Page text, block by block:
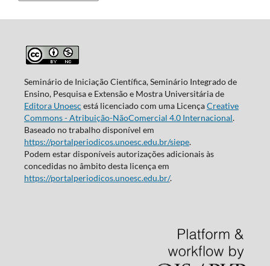
Seminário de Iniciação Científica, Seminário Integrado de
Ensino, Pesquisa e Extensão e Mostra Universitária de
Editora Unoesc está licenciado com uma LicençaCreative
Commons - Atribuição-NãoComercial 4.0 Internacional.
Baseado no trabalho disponível em
https://portalperiodicos.unoesc.edu.br/siepe.
Podem estar disponíveis autorizações adicionais às
concedidas no âmbito desta licença em
https://portalperiodicos.unoesc.edu.br/.